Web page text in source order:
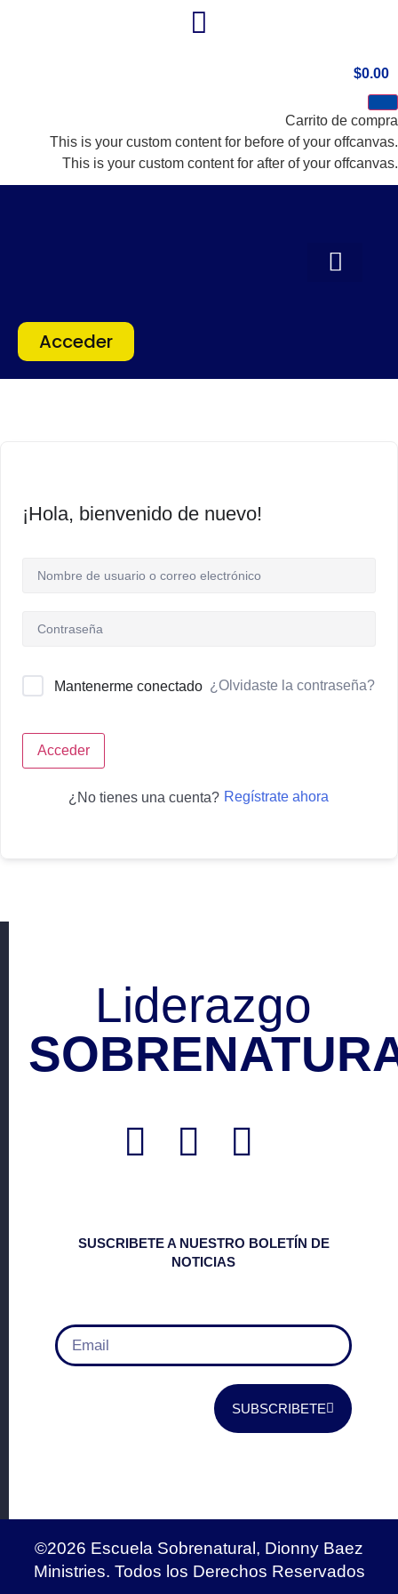
$0.00
Carrito de compra
This is your custom content for before of your offcanvas.
This is your custom content for after of your offcanvas.
Acceder
¡Hola, bienvenido de nuevo!
Mantenerme conectado ¿Olvidaste la contraseña?
Acceder
¿No tienes una cuenta? Regístrate ahora
Liderazgo
SUSCRIBETE A NUESTRO BOLETÍN DE
NOTICIAS
SUBSCRIBETE
©2026 Escuela Sobrenatural, Dionny Baez
Ministries. Todos los Derechos Reservados